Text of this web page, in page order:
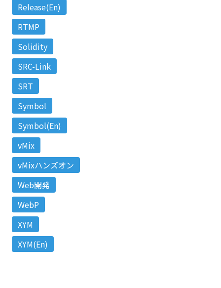
Release(En)
RTMP
Solidity
SRC-Link
SRT
Symbol
Symbol(En)
vMix
vMixハンズオン
Web開発
WebP
XYM
XYM(En)